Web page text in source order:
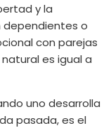
y la
dependientes o
con parejas
es igual a
uno desarrolla
pasada, es el